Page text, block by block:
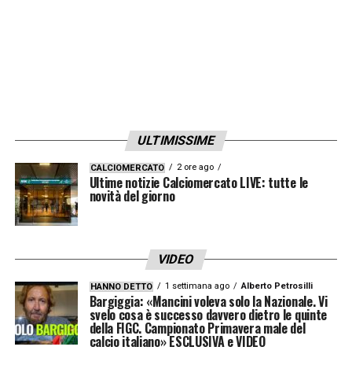
ULTIMISSIME
CALCIOMERCATO 2 ore ago
Ultime notizie Calciomercato LIVE: tutte le
novità del giorno
VIDEO
HANNO DETTO 1 settimana ago Alberto Petrosilli
Bargiggia: «Mancini voleva solo la Nazionale. Vi
svelo cosa è successo davvero dietro le quinte
della FIGC. Campionato Primavera male del
calcio italiano» ESCLUSIVA e VIDEO